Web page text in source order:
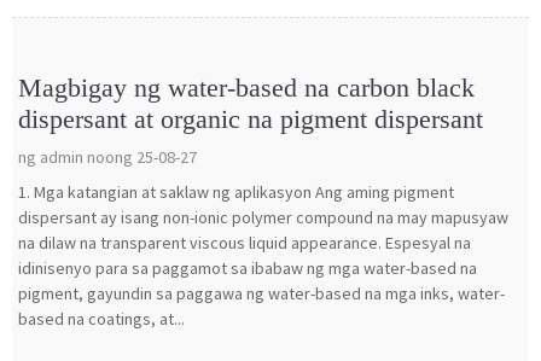
Magbigay ng water-based na carbon black
dispersant at organic na pigment dispersant
ng admin noong 25-08-27
1. Mga katangian at saklaw ng aplikasyon Ang aming pigment
dispersant ay isang non-ionic polymer compound na may mapusyaw
na dilaw na transparent viscous liquid appearance. Espesyal na
idinisenyo para sa paggamot sa ibabaw ng mga water-based na
pigment, gayundin sa paggawa ng water-based na mga inks, water-
based na coatings, at...